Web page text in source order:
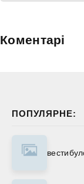
ПОПУЛЯРНЕ:
Коментарі